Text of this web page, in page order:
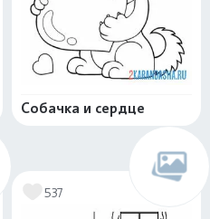
Собачка и сердце
537